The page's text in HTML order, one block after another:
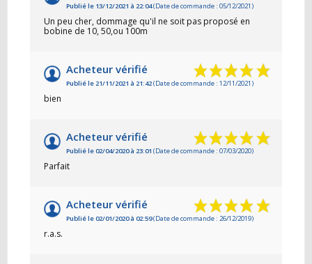
Publié le 13/12/2021 à 22:04(Date de commande : 05/12/2021)
Un peu cher, dommage qu'il ne soit pas proposé en
bobine de 10, 50,ou 100m
Acheteur vérifié
Publié le 21/11/2021 à 21:42(Date de commande : 12/11/2021)
bien
Acheteur vérifié
Publié le 02/04/2020 à 23:01 (Date de commande : 07/03/2020)
Parfait
Acheteur vérifié
Publié le 02/01/2020 à 02:59(Date de commande : 26/12/2019)
r.a.s.